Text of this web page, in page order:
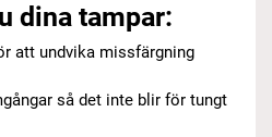
dina tampar:
att undvika missfärgning
så det inte blir för tungt